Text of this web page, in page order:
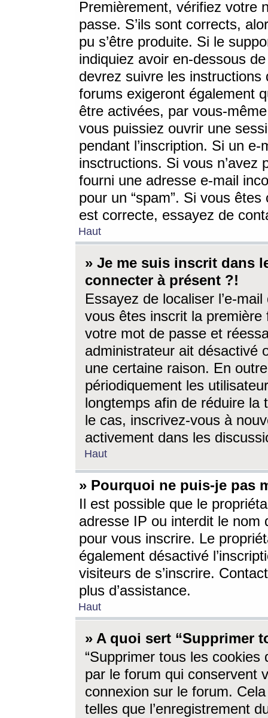
Premièrement, vérifiez votre
passe. S’ils sont corrects,
pu s’être produite. Si le
indiquiez avoir en-dessous
devrez suivre les
forums exigeront également
être activées, par vous-
vous puissiez ouvrir une
pendant l’inscription. Si un
insctructions. Si vous n’avez
fourni une adresse e-mail
pour un “spam”. Si vous
est correcte, essayez de
Haut
» Je me suis inscrit dans
connecter à présent ?!
Essayez de localiser l’e-
vous êtes inscrit la première
votre mot de passe et
administrateur ait désactivé
une certaine raison. En
périodiquement les
longtemps afin de réduire la
le cas, inscrivez-vous à
activement dans les
Haut
» Pourquoi ne puis-je pas
Il est possible que le
adresse IP ou interdit le nom
pour vous inscrire. Le
également désactivé
visiteurs de s’inscrire.
plus d’assistance.
Haut
» A quoi sert “Supprimer
“Supprimer tous les cookies
par le forum qui conservent
connexion sur le forum.
telles que l’enregistrement